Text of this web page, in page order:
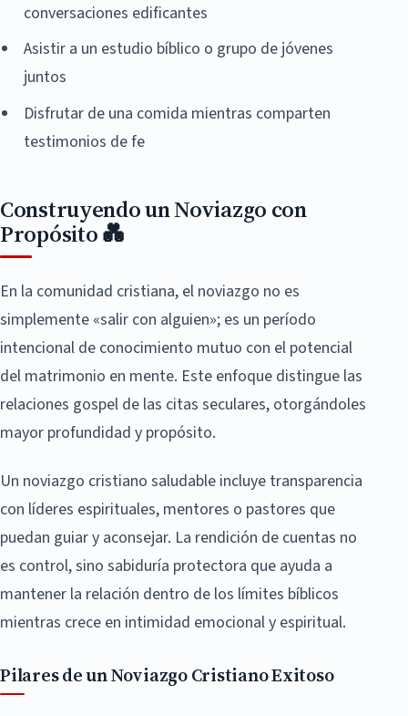
conversaciones edificantes
Asistir a un estudio bíblico o grupo de jóvenes
juntos
Disfrutar de una comida mientras comparten
testimonios de fe
Construyendo un Noviazgo con
Propósito 💑
En la comunidad cristiana, el noviazgo no es
simplemente «salir con alguien»; es un período
intencional de conocimiento mutuo con el potencial
del matrimonio en mente. Este enfoque distingue las
relaciones gospel de las citas seculares, otorgándoles
mayor profundidad y propósito.
Un noviazgo cristiano saludable incluye transparencia
con líderes espirituales, mentores o pastores que
puedan guiar y aconsejar. La rendición de cuentas no
es control, sino sabiduría protectora que ayuda a
mantener la relación dentro de los límites bíblicos
mientras crece en intimidad emocional y espiritual.
Pilares de un Noviazgo Cristiano Exitoso